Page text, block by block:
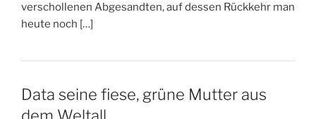
verschollenen Abgesandten, auf dessen Rückkehr man
heute noch […]
Data seine fiese, grüne Mutter aus
dem Weltall